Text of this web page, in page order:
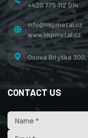
+420 775 112 014
info@hkpmetal.cz
www.hkpmetal.cz
Osová Bítýška 300,
CONTACT US